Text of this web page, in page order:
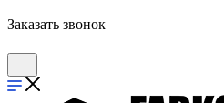
Заказать звонок